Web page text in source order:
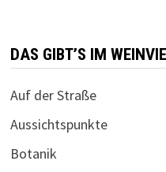
DAS GIBT’S IM
Auf der Straße
Aussichtspunkte
Botanik